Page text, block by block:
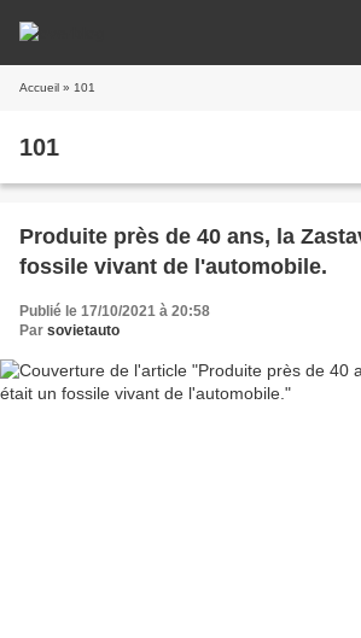
Accueil » 101
101
Produite près de 40 ans, la
fossile vivant de l'automobile.
Publié le 17/10/2021 à 20:58
Par sovietauto